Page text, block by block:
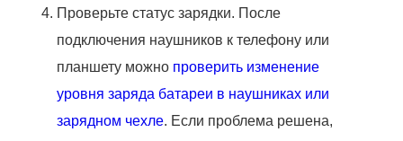
Проверьте статус зарядки. После
подключения наушников к телефону или
планшету можно проверить изменение
уровня заряда батареи в наушниках или
зарядном чехле. Если проблема решена,